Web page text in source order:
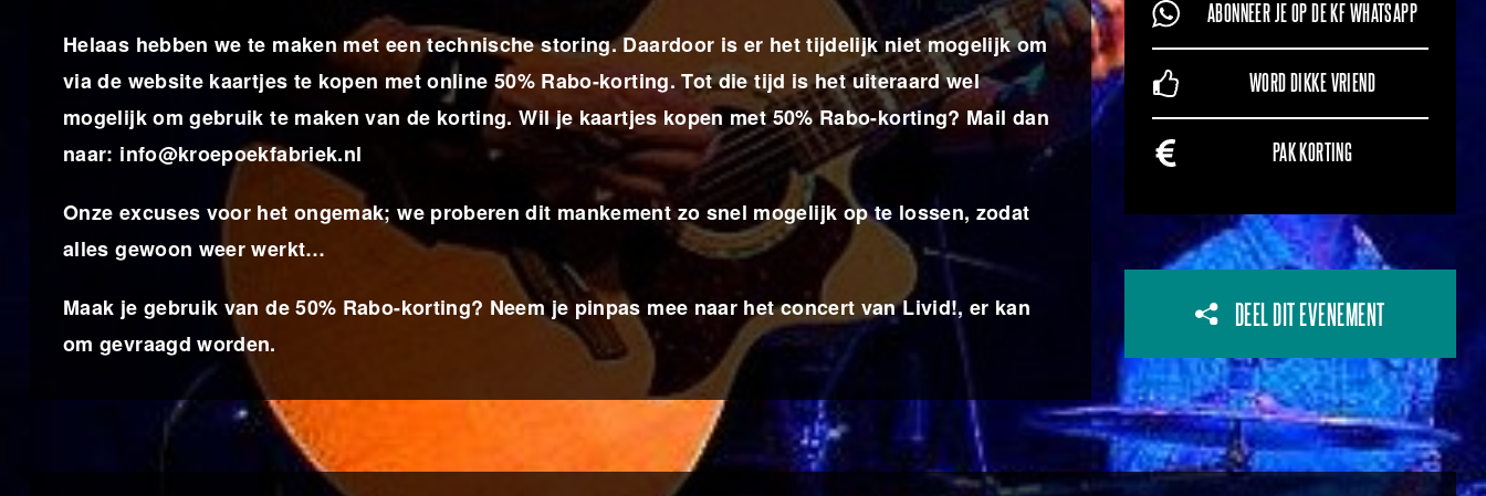
Helaas hebben we te maken met een technische storing. Daardoor is er het tijdelijk niet mogelijk om
via de website kaartjes te kopen met online 50% Rabo-korting. Tot die tijd is het uiteraard wel
mogelijk om gebruik te maken van de korting. Wil je kaartjes kopen met 50% Rabo-korting? Mail dan
naar: info@kroepoekfabriek.nl
Onze excuses voor het ongemak; we proberen dit mankement zo snel mogelijk op te lossen, zodat
alles gewoon weer werkt…
Maak je gebruik van de 50% Rabo-korting? Neem je pinpas mee naar het concert van Livid!, er kan
om gevraagd worden.
ABONNEER JE OP DE KF WHATSAPP
WORD DIKKE VRIEND
PAK KORTING
DEEL DIT EVENEMENT